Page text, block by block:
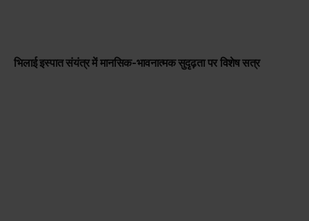
भिलाई इस्पात संयंत्र में मानसिक-भावनात्मक सुदृढ़ता पर विशेष सत्र